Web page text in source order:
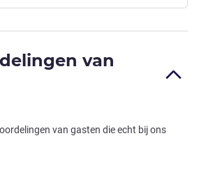
van
van gasten die echt bij ons